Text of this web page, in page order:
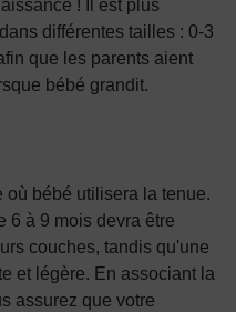
! Il est plus
différentes tailles : 0-3
que les parents aient
bébé grandit.
où bébé utilisera la tenue.
6 à 9 mois devra être
couches, tandis qu'une
et légère. En associant la
assurez que votre